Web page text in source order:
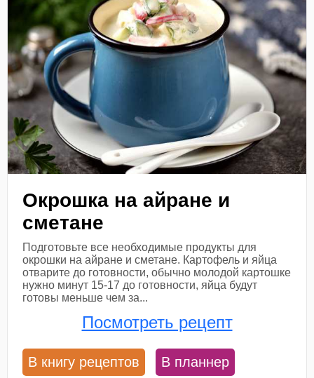
Окрошка на айране и
сметане
Подготовьте все необходимые продукты для
окрошки на айране и сметане. Картофель и яйца
отварите до готовности, обычно молодой картошке
нужно минут 15-17 до готовности, яйца будут
готовы меньше чем за...
Посмотреть рецепт
В книгу рецептов В планнер